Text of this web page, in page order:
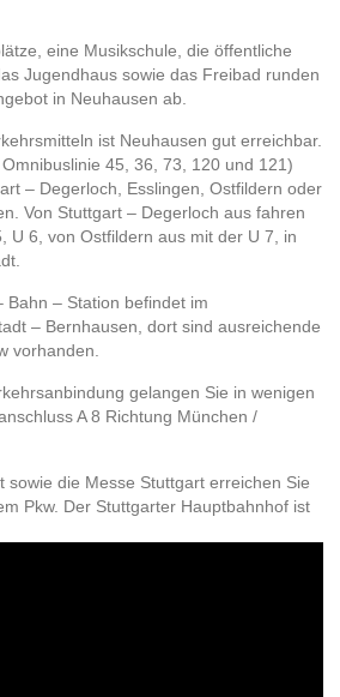
eine Musikschule, die öffentliche
Jugendhaus sowie das Freibad runden
in Neuhausen ab.
ist Neuhausen gut erreichbar.
45, 36, 73, 120 und 121)
– Degerloch, Esslingen, Ostfildern oder
Von Stuttgart – Degerloch aus fahren
U 6, von Ostfildern aus mit der U 7, in
Bahn – Station befindet im
– Bernhausen, dort sind ausreichende
vorhanden.
gelangen Sie in wenigen
A 8 Richtung München /
sowie die Messe Stuttgart erreichen Sie
Pkw. Der Stuttgarter Hauptbahnhof ist